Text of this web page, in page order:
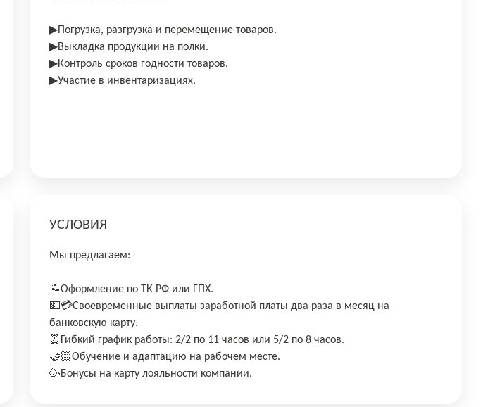
▶Погрузка, разгрузка и перемещение товаров.
▶Выкладка продукции на полки.
▶Контроль сроков годности товаров.
▶Участие в инвентаризациях.
УСЛОВИЯ
Мы предлагаем:
📝Оформление по ТК РФ или ГПХ.
💵💳Своевременные выплаты заработной платы два раза в месяц на
банковскую карту.
⏰Гибкий график работы: 2/2 по 11 часов или 5/2 по 8 часов.
🤝🏻Обучение и адаптацию на рабочем месте.
🥳Бонусы на карту лояльности компании.